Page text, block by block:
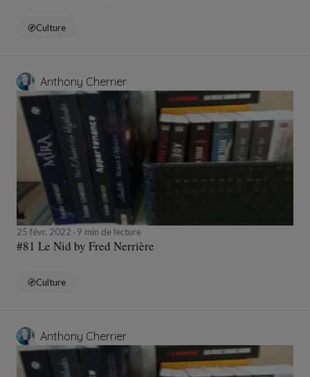
Culture
Anthony Cherrier
25 févr. 2022 9 min de lecture
#81 Le Nid by Fred Nerrière
Culture
Anthony Cherrier